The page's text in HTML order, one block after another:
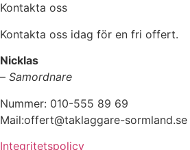
Kontakta oss
Kontakta oss idag för en fri offert.
Nicklas
– Samordnare
Nummer: 010-555 89 69
Mail:offert@taklaggare-sormland.se
Integritetspolicy